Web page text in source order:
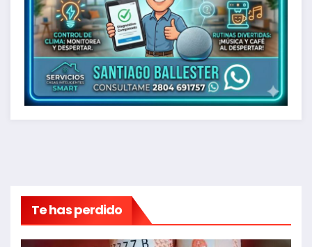
Te has perdido